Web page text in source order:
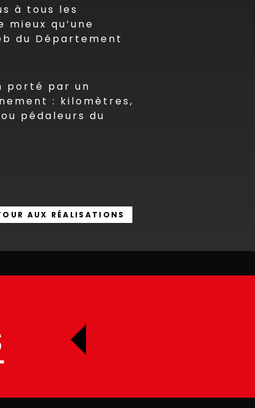
à tous les
qu’une
du Département
porté par un
: kilomètres,
pédaleurs du
AUX RÉALISATIONS